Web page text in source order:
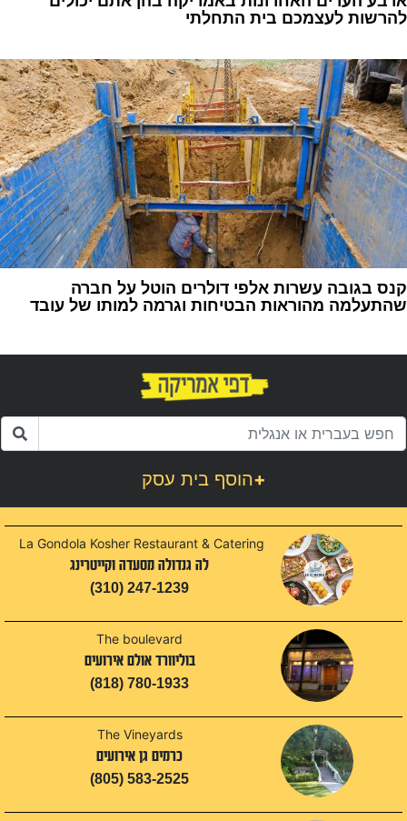
להרשות לעצמכם בית התחלתי‏
קנס בגובה עשרות אלפי דולרים הוטל על חברה
שהתעלמה מהוראות הבטיחות וגרמה למותו של עובד
הוסף בית עסק+
La Gondola Kosher Restaurant & Catering
לה גנדולה מסעדה וקייטרינג
(310) 247-1239
The boulevard
בוליוורד אולם אירועים
(818) 780-1933
The Vineyards
כרמים גן אירועים
(805) 583-2525